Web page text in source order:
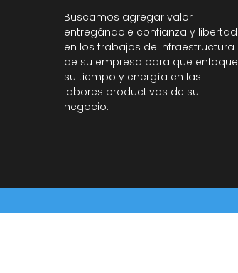
Buscamos agregar valor
entregándole confianza y libertad
en los trabajos de infraestructura
de su empresa para que enfoque
su tiempo y energía en las
labores productivas de su
negocio.